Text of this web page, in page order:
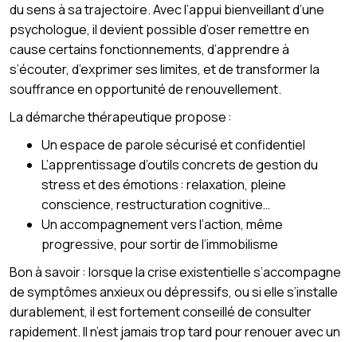
du sens à sa trajectoire. Avec l’appui bienveillant d’une
psychologue, il devient possible d’oser remettre en
cause certains fonctionnements, d’apprendre à
s’écouter, d’exprimer ses limites, et de transformer la
souffrance en opportunité de renouvellement.
La démarche thérapeutique propose :
Un espace de parole sécurisé et confidentiel
L’apprentissage d’outils concrets de gestion du
stress et des émotions : relaxation, pleine
conscience, restructuration cognitive…
Un accompagnement vers l’action, même
progressive, pour sortir de l’immobilisme
Bon à savoir : lorsque la crise existentielle s’accompagne
de symptômes anxieux ou dépressifs, ou si elle s’installe
durablement, il est fortement conseillé de consulter
rapidement. Il n’est jamais trop tard pour renouer avec un